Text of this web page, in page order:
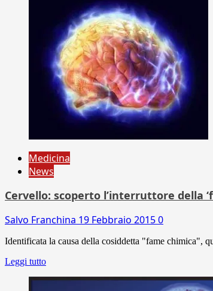
Medicina
News
Cervello: scoperto l’interruttore della
Salvo Franchina 19 Febbraio 20150
Identificata la causa della cosiddetta "fame chimica",
Leggi tutto